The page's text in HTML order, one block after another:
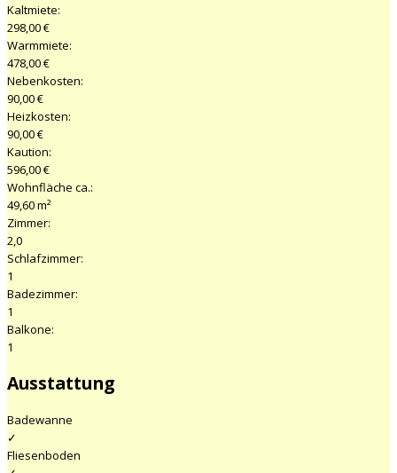
Kaltmiete:
298,00 €
Warmmiete:
478,00 €
Nebenkosten:
90,00 €
Heizkosten:
90,00 €
Kaution:
596,00 €
Wohnfläche ca.:
49,60 m²
Zimmer:
2,0
Schlafzimmer:
1
Badezimmer:
1
Balkone:
1
Ausstattung
Badewanne
✓
Fliesenboden